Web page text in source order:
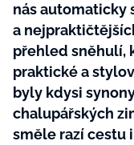
nás automaticky
a
přehled sněhulí,
praktické a
byly kdysi
chalupářských
směle razí cestu